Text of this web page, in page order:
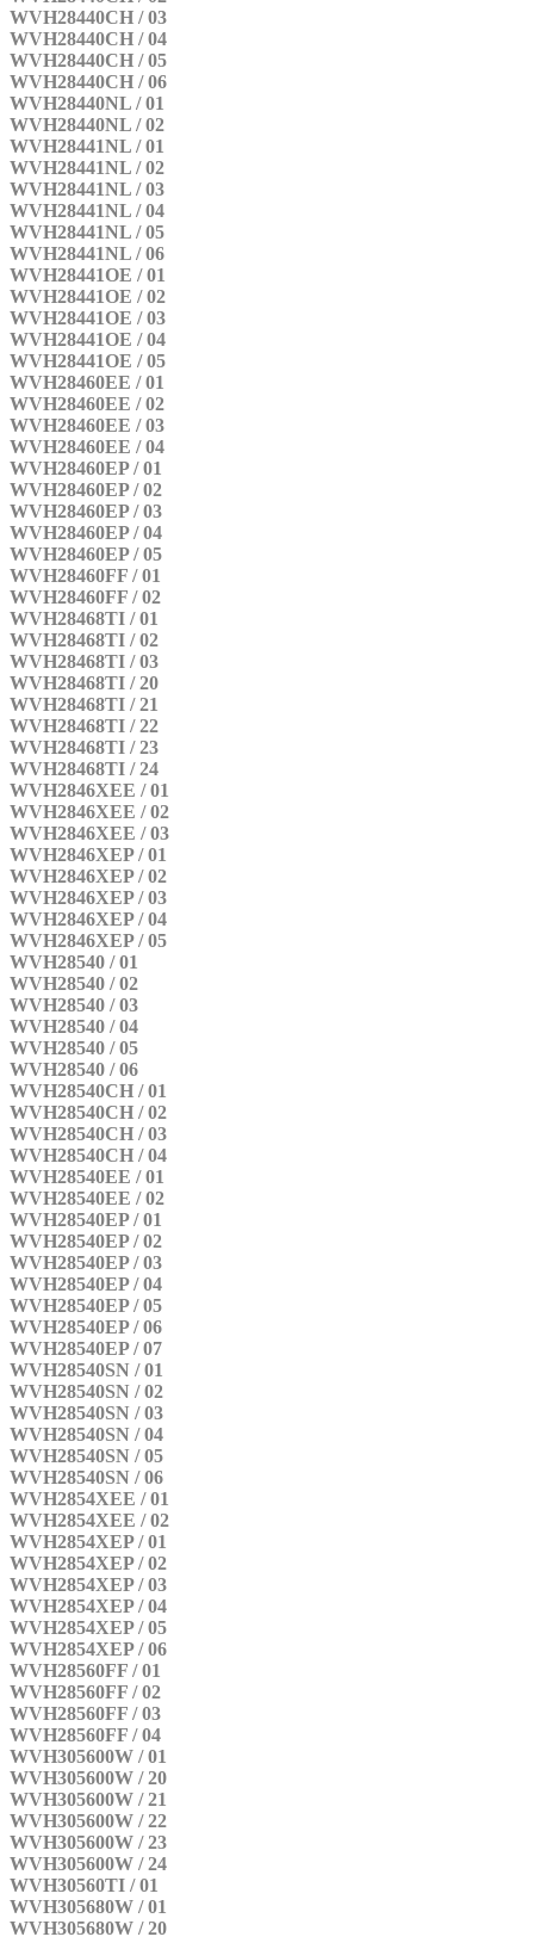
WVH28440CH / 03
WVH28440CH / 04
WVH28440CH / 05
WVH28440CH / 06
WVH28440NL / 01
WVH28440NL / 02
WVH28441NL / 01
WVH28441NL / 02
WVH28441NL / 03
WVH28441NL / 04
WVH28441NL / 05
WVH28441NL / 06
WVH28441OE / 01
WVH28441OE / 02
WVH28441OE / 03
WVH28441OE / 04
WVH28441OE / 05
WVH28460EE / 01
WVH28460EE / 02
WVH28460EE / 03
WVH28460EE / 04
WVH28460EP / 01
WVH28460EP / 02
WVH28460EP / 03
WVH28460EP / 04
WVH28460EP / 05
WVH28460FF / 01
WVH28460FF / 02
WVH28468TI / 01
WVH28468TI / 02
WVH28468TI / 03
WVH28468TI / 20
WVH28468TI / 21
WVH28468TI / 22
WVH28468TI / 23
WVH28468TI / 24
WVH2846XEE / 01
WVH2846XEE / 02
WVH2846XEE / 03
WVH2846XEP / 01
WVH2846XEP / 02
WVH2846XEP / 03
WVH2846XEP / 04
WVH2846XEP / 05
WVH28540 / 01
WVH28540 / 02
WVH28540 / 03
WVH28540 / 04
WVH28540 / 05
WVH28540 / 06
WVH28540CH / 01
WVH28540CH / 02
WVH28540CH / 03
WVH28540CH / 04
WVH28540EE / 01
WVH28540EE / 02
WVH28540EP / 01
WVH28540EP / 02
WVH28540EP / 03
WVH28540EP / 04
WVH28540EP / 05
WVH28540EP / 06
WVH28540EP / 07
WVH28540SN / 01
WVH28540SN / 02
WVH28540SN / 03
WVH28540SN / 04
WVH28540SN / 05
WVH28540SN / 06
WVH2854XEE / 01
WVH2854XEE / 02
WVH2854XEP / 01
WVH2854XEP / 02
WVH2854XEP / 03
WVH2854XEP / 04
WVH2854XEP / 05
WVH2854XEP / 06
WVH28560FF / 01
WVH28560FF / 02
WVH28560FF / 03
WVH28560FF / 04
WVH305600W / 01
WVH305600W / 20
WVH305600W / 21
WVH305600W / 22
WVH305600W / 23
WVH305600W / 24
WVH30560TI / 01
WVH305680W / 01
WVH305680W / 20